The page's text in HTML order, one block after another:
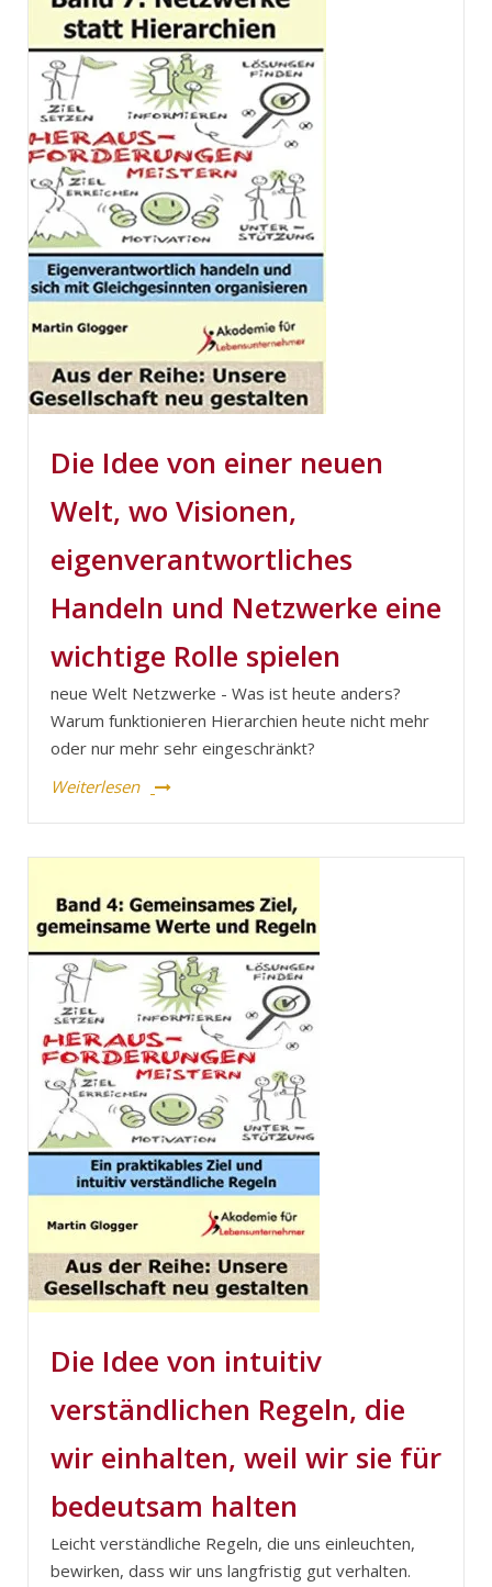
Die Idee von einer neuen
Welt, wo Visionen,
eigenverantwortliches
Handeln und Netzwerke eine
wichtige Rolle spielen
neue Welt Netzwerke - Was ist heute anders?
Warum funktionieren Hierarchien heute nicht mehr
oder nur mehr sehr eingeschränkt?
Weiterlesen
Die Idee von intuitiv
verständlichen Regeln, die
wir einhalten, weil wir sie für
bedeutsam halten
Leicht verständliche Regeln, die uns einleuchten,
bewirken, dass wir uns langfristig gut verhalten.